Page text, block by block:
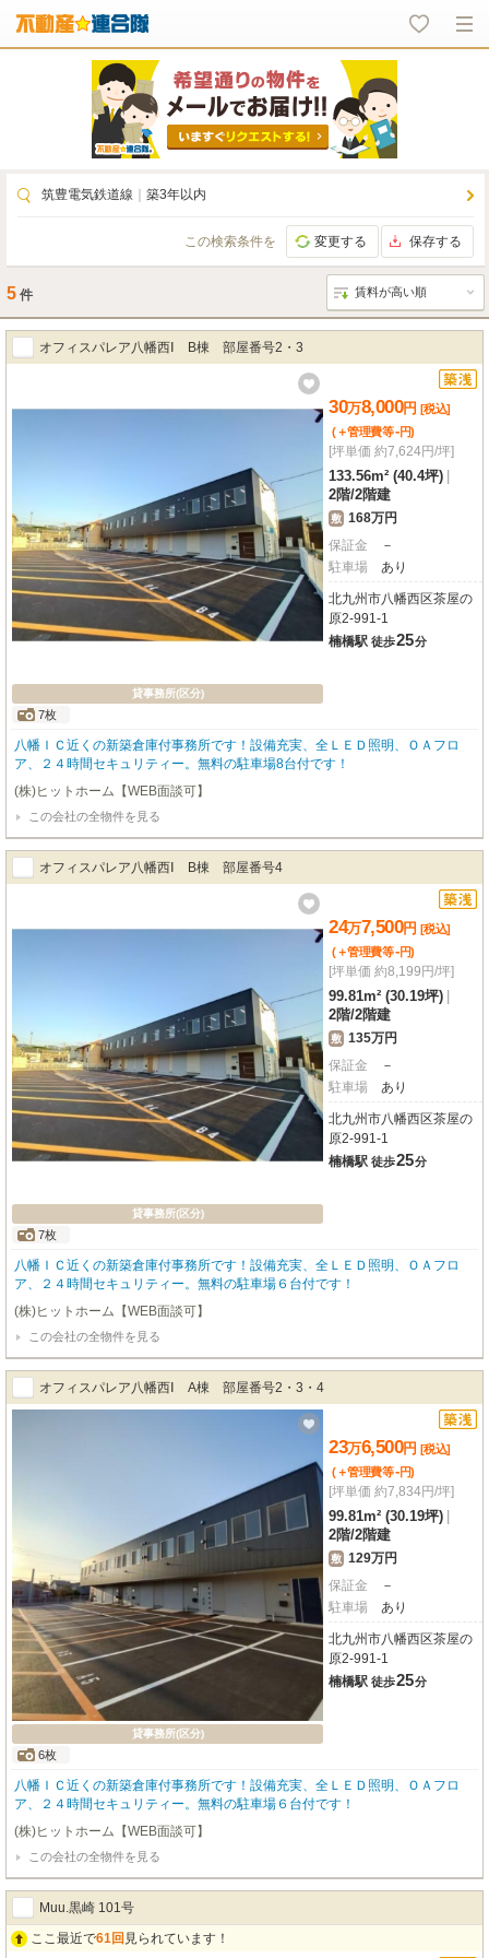
筑豊電気鉄道線 築3年以内
この検索条件を 変更する 保存する
5 件
オフィスパレア八幡西Ⅰ B棟 部屋番号2・3
貸事務所(区分)
7枚
30万8,000円 [税込]
(＋管理費等-円)
[坪単価 約7,624円/坪]
133.56m² (40.4坪)
2階/2階建
敷 168万円
保証金
－
駐車場
あり
北九州市八幡西区茶屋の
原2-991-1
楠橋駅 徒歩25分
八幡ＩＣ近くの新築倉庫付事務所です！設備充実、全ＬＥＤ照明、ＯＡフロ
ア、２４時間セキュリティー。無料の駐車場8台付です！
(株)ヒットホーム【WEB面談可】
この会社の全物件を見る
オフィスパレア八幡西Ⅰ B棟 部屋番号4
貸事務所(区分)
7枚
24万7,500円 [税込]
(＋管理費等-円)
[坪単価 約8,199円/坪]
99.81m² (30.19坪)
2階/2階建
敷 135万円
保証金
－
駐車場
あり
北九州市八幡西区茶屋の
原2-991-1
楠橋駅 徒歩25分
八幡ＩＣ近くの新築倉庫付事務所です！設備充実、全ＬＥＤ照明、ＯＡフロ
ア、２４時間セキュリティー。無料の駐車場６台付です！
(株)ヒットホーム【WEB面談可】
この会社の全物件を見る
オフィスパレア八幡西Ⅰ A棟 部屋番号2・3・4
貸事務所(区分)
6枚
23万6,500円 [税込]
(＋管理費等-円)
[坪単価 約7,834円/坪]
99.81m² (30.19坪)
2階/2階建
敷 129万円
保証金
－
駐車場
あり
北九州市八幡西区茶屋の
原2-991-1
楠橋駅 徒歩25分
八幡ＩＣ近くの新築倉庫付事務所です！設備充実、全ＬＥＤ照明、ＯＡフロ
ア、２４時間セキュリティー。無料の駐車場６台付です！
(株)ヒットホーム【WEB面談可】
この会社の全物件を見る
Muu.黒崎 101号
ここ最近で61回 見られています！